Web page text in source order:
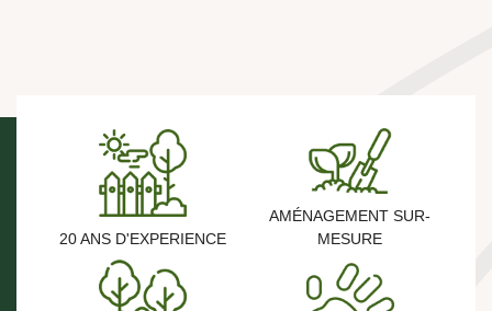
20 ANS D'EXPERIENCE
AMÉNAGEMENT SUR-
MESURE